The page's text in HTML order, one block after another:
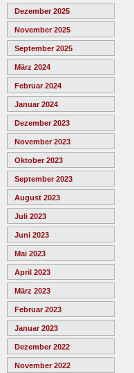
Dezember 2025
November 2025
September 2025
März 2024
Februar 2024
Januar 2024
Dezember 2023
November 2023
Oktober 2023
September 2023
August 2023
Juli 2023
Juni 2023
Mai 2023
April 2023
März 2023
Februar 2023
Januar 2023
Dezember 2022
November 2022